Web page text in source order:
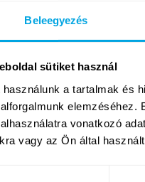
Beleegyezés
sütiket használ
használunk a tartalmak és
elemzéséhez.
vonatkozó
vagy az Ön által